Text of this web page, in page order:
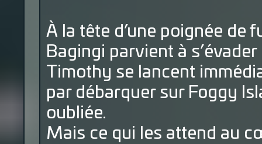
À la tête d’une poignée de
Bagingi parvient à
Timothy se lancent
par débarquer sur Foggy
oubliée.
Mais ce qui les attend au